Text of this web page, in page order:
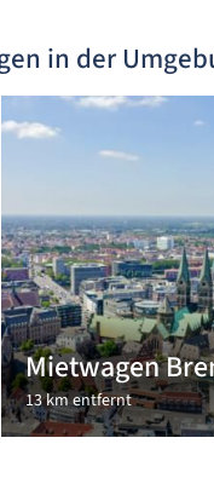
in der
Mietwagen
13 km entfernt